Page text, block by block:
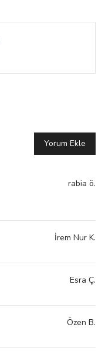
Yorum Ekle
rabia ö.
İrem Nur K.
Esra Ç.
Özen B.